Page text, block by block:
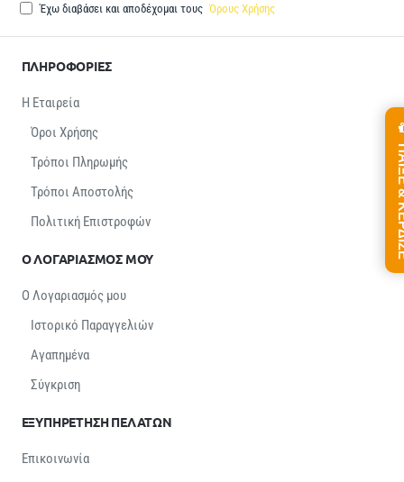
Έχω διαβάσει και αποδέχομαι τους Όρους Χρήσης
ΠΛΗΡΟΦΟΡΙΕΣ
Η Εταιρεία
Όροι Χρήσης
Τρόποι Πληρωμής
Τρόποι Αποστολής
Πολιτική Επιστροφών
Ο ΛΟΓΑΡΙΑΣΜΟΣ ΜΟΥ
Ο Λογαριασμός μου
Ιστορικό Παραγγελιών
Αγαπημένα
Σύγκριση
ΕΞΥΠΗΡΕΤΗΣΗ ΠΕΛΑΤΩΝ
Επικοινωνία